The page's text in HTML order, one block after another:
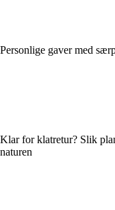
Personlige gaver med
Klar for klatretur? Slik
naturen